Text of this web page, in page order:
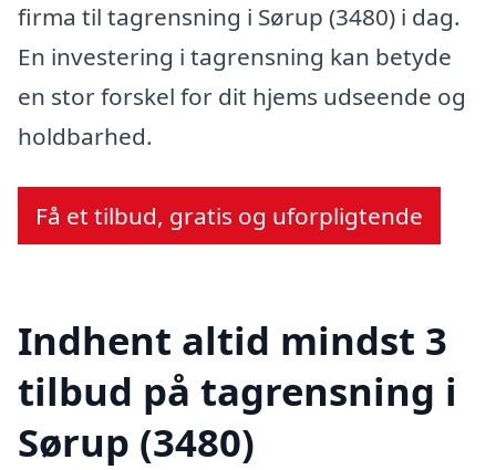
firma til tagrensning i Sørup (3480) i dag.
En investering i tagrensning kan betyde
en stor forskel for dit hjems udseende og
holdbarhed.
Få et tilbud, gratis og uforpligtende
Indhent altid mindst 3
tilbud på tagrensning i
Sørup (3480)